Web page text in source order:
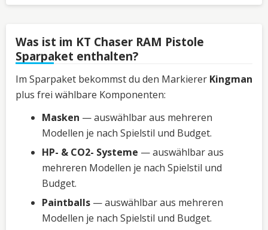
Was ist im KT Chaser RAM Pistole
Sparpaket enthalten?
Im Sparpaket bekommst du den Markierer Kingman
plus frei wählbare Komponenten:
Masken — auswählbar aus mehreren
Modellen je nach Spielstil und Budget.
HP- & CO2- Systeme — auswählbar aus
mehreren Modellen je nach Spielstil und
Budget.
Paintballs — auswählbar aus mehreren
Modellen je nach Spielstil und Budget.